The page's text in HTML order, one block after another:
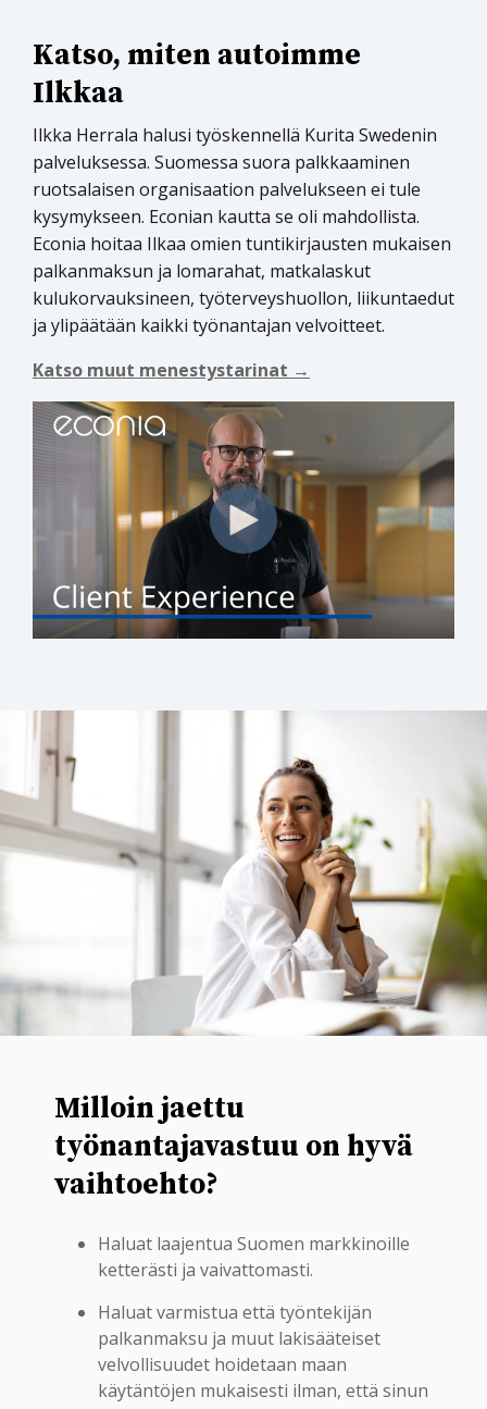
Katso, miten autoimme
Ilkkaa
Ilkka Herrala halusi työskennellä Kurita Swedenin
palveluksessa. Suomessa suora palkkaaminen
ruotsalaisen organisaation palvelukseen ei tule
kysymykseen. Econian kautta se oli mahdollista.
Econia hoitaa Ilkaa omien tuntikirjausten mukaisen
palkanmaksun ja lomarahat, matkalaskut
kulukorvauksineen, työterveyshuollon, liikuntaedut
ja ylipäätään kaikki työnantajan velvoitteet.
Katso muut menestystarinat →
Milloin jaettu
työnantajavastuu on hyvä
vaihtoehto?
Haluat laajentua Suomen markkinoille
ketterästi ja vaivattomasti.
Haluat varmistua että työntekijän
palkanmaksu ja muut lakisääteiset
velvollisuudet hoidetaan maan
käytäntöjen mukaisesti ilman, että sinun